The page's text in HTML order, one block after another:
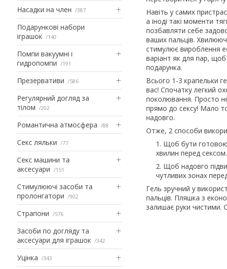
Насадки на член 387
Подарункові набори
іграшок
140
Помпи вакуумні і
гидропомпи
191
Презервативи 586
Регулярний догляд за
тілом
202
Романтична атмосфера 88
Секс ляльки 77
Секс машини та
аксесуари
151
Стимулюючі засоби та
пролонгатори
902
Страпони 576
Засоби по догляду та
аксесуари для іграшок
342
Уцінка 343
Навіть у самих
а іноді такі моменти
позбавляти себе
ваших пальців.
стимулює вироблення
варіант як для пар,
подарунка.
Всього 1-3 крапельки
вас! Спочатку легкий
поколювання. Просто
прямо до сексу! Мало
надовго.
Отже, 2 способи
Щоб бути готовою
хвилин перед сексом.
Щоб надовго
чутливих зонах
Гель зручний у
пальців. Пляшка з
залишає руки чистими.